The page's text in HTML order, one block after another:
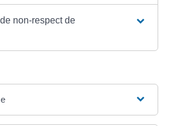
non-respect de